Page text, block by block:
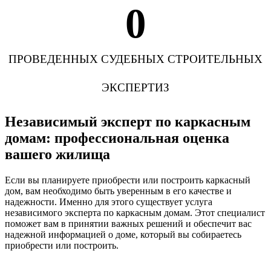
0
ПРОВЕДЕННЫХ СУДЕБНЫХ СТРОИТЕЛЬНЫХ
ЭКСПЕРТИЗ
Независимый эксперт по каркасным
домам: профессиональная оценка
вашего жилища
Если вы планируете приобрести или построить каркасный
дом, вам необходимо быть уверенным в его качестве и
надежности. Именно для этого существует услуга
независимого эксперта по каркасным домам. Этот специалист
поможет вам в принятии важных решений и обеспечит вас
надежной информацией о доме, который вы собираетесь
приобрести или построить.